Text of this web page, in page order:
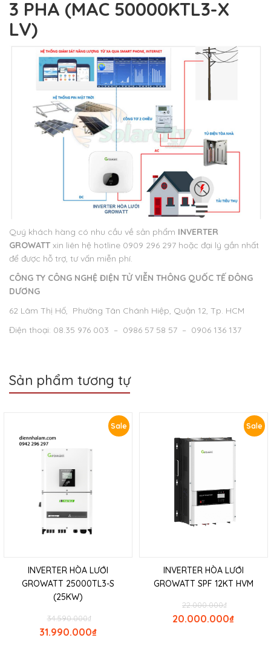
3 PHA (MAC 50000KTL3-X
LV)
Quý khách hàng có nhu cầu về sản phẩm INVERTER
GROWATT xin liên hệ hotline 0909 296 297 hoặc đại lý gần nhất
để được hỗ trợ, tư vấn miễn phí.
CÔNG TY CÔNG NGHỆ ĐIỆN TỬ VIỄN THÔNG QUỐC TẾ ĐÔNG
DƯƠNG
62 Lâm Thị Hố, Phường Tân Chánh Hiệp, Quận 12, Tp. HCM
Điện thoại: 08.35 976 003 – 0986 57 58 57 – 0906 136 137
Sản phẩm tương tự
Sale
INVERTER HÒA LƯỚI
GROWATT 25000TL3-S
(25KW)
₫
34.590.000
₫
31.990.000
Sale
INVERTER HÒA LƯỚI
GROWATT SPF 12KT HVM
₫
22.000.000
₫
20.000.000